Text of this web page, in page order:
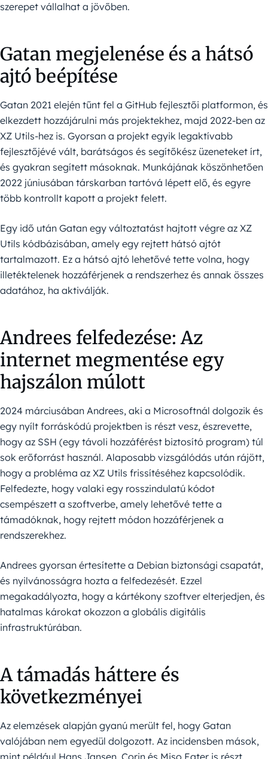
szerepet vállalhat a jövőben.
Gatan megjelenése és a hátsó
ajtó beépítése
Gatan 2021 elején tűnt fel a GitHub fejlesztői platformon, és
elkezdett hozzájárulni más projektekhez, majd 2022-ben az
XZ Utils-hez is. Gyorsan a projekt egyik legaktívabb
fejlesztőjévé vált, barátságos és segítőkész üzeneteket írt,
és gyakran segített másoknak. Munkájának köszönhetően
2022 júniusában társkarban tartóvá lépett elő, és egyre
több kontrollt kapott a projekt felett.
Egy idő után Gatan egy változtatást hajtott végre az XZ
Utils kódbázisában, amely egy rejtett hátsó ajtót
tartalmazott. Ez a hátsó ajtó lehetővé tette volna, hogy
illetéktelenek hozzáférjenek a rendszerhez és annak összes
adatához, ha aktiválják.
Andrees felfedezése: Az
internet megmentése egy
hajszálon múlott
2024 márciusában Andrees, aki a Microsoftnál dolgozik és
egy nyílt forráskódú projektben is részt vesz, észrevette,
hogy az SSH (egy távoli hozzáférést biztosító program) túl
sok erőforrást használ. Alaposabb vizsgálódás után rájött,
hogy a probléma az XZ Utils frissítéséhez kapcsolódik.
Felfedezte, hogy valaki egy rosszindulatú kódot
csempészett a szoftverbe, amely lehetővé tette a
támadóknak, hogy rejtett módon hozzáférjenek a
rendszerekhez.
Andrees gyorsan értesítette a Debian biztonsági csapatát,
és nyilvánosságra hozta a felfedezését. Ezzel
megakadályozta, hogy a kártékony szoftver elterjedjen, és
hatalmas károkat okozzon a globális digitális
infrastruktúrában.
A támadás háttere és
következményei
Az elemzések alapján gyanú merült fel, hogy Gatan
valójában nem egyedül dolgozott. Az incidensben mások,